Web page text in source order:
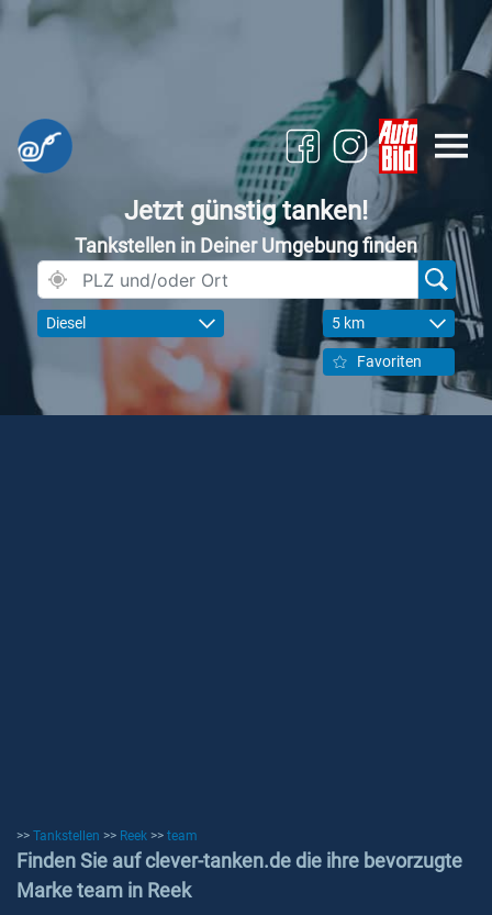
Jetzt günstig tanken!
Tankstellen in Deiner Umgebung finden
Diesel 5 km
Favoriten
>> Tankstellen >> Reek >> team
Finden Sie auf clever-tanken.de die ihre bevorzugte
Marke team in Reek